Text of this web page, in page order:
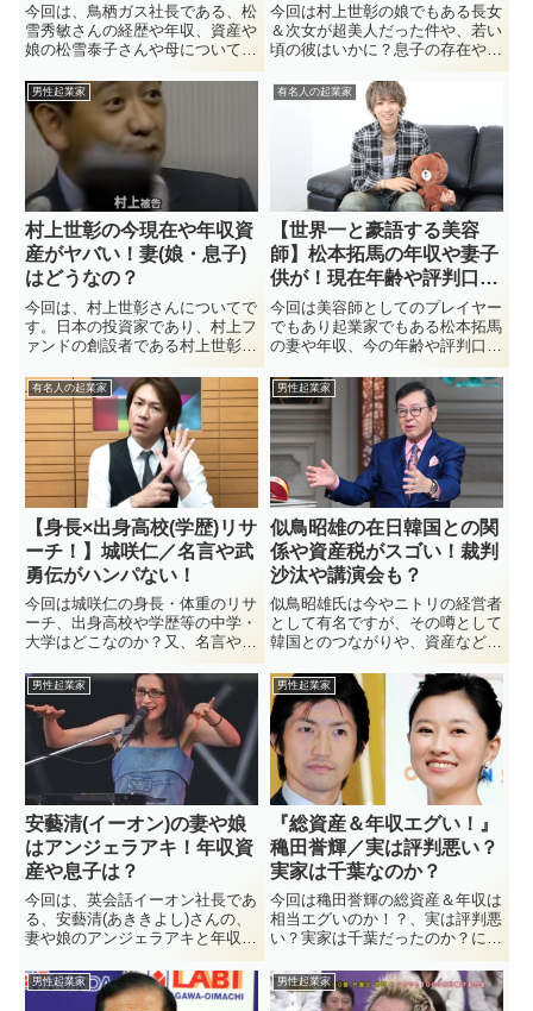
今回は、鳥栖ガス社長である、松
雪秀敏さんの経歴や年収、資産や
娘の松雪泰子さんや母についてな
ど見ていきたいと思います。あな
たの家のキッチンはIHクッキング
ヒーターですか？ガスコンロです
か？最近の家庭はかなりの割合で
IHクッキングヒーターが主流...
今回は村上世彰の娘でもある長女
＆次女が超美人だった件や、若い
頃の彼はいかに？息子の存在や華
僑のキーワードについて見ていこ
うと思います！村上世彰と言え
ば、「時の人」のイメージが強い
ですよね？その彼の娘の長女と次
女が飛び級にカワイイのはご存知
でしょうか？ちなみに、息子もい
ると言う噂がある村上世彰です
が、若い頃からイケイケだった彼
のDNAを受け継いで息子も投資
家なんでしょうかね？今回はそん
な村上世彰のプライベートから、
若い頃のストーリー、「華僑」と
言うワードが意味するモノとは？
に目を向けて行きたいと思いま
す。
男性起業家
村上世彰の今現在や年収資
産がヤバい！妻(娘・息子)
はどうなの？
今回は、村上世彰さんについてで
す。日本の投資家であり、村上フ
ァンドの創設者である村上世彰さ
(娘・息子)についてなど見ていき
たいと思います。あなたは投資家
という言葉を知っていますか？な
んとなく株で稼いでいる人という
イ...
有名人の起業家
【世界一と豪語する美容
師】松本拓馬の年収や妻子
供が！現在年齢や評判口コ
ミは？
今回は美容師としてのプレイヤー
でもあり起業家でもある松本拓馬
の妻や年収、今の年齢や評判口コ
す！松本拓馬と言えば若いメンズ
から人気がある美容師ですが、そ
の技法とも言える「ライジングカ
ット」と言うモノが反響を呼んで
います。そのテクニックを駆使し
て年収では荒稼ぎしていると言う
松本拓馬。起業家としても店の経
営を任されるほどの人物ですが、
ただ、評判口コミでは賛否両論あ
るんだとか。。
有名人の起業家
【身長×出身高校(学歴)リサ
ーチ！】城咲仁／名言や武
勇伝がハンパない！
今回は城咲仁の身長・体重のリサ
ーチ、出身高校や学歴等の中学・
大学はどこなのか？又、名言や武
勇伝がハンパなかったことについ
て見ていこうと思います！城咲仁
には様々な伝説が存在しますが、
あのスリムなバディーの身長や体
重はどこから来ているのか？そし
て、彼の出身高校など学歴面につ
いてはミステリアスで謎な部分に
なっているんですね。。＾＾：こ
れに関してはトップシークレット
なんでしょうかね？彼がこれまで
の道のりで水商売でトップを維持
し続けたその時の名言はとても刺
さるモノがあります。今回はそん
な城咲仁の全貌を開いて行きたい
と思います！
男性起業家
似鳥昭雄の在日韓国との関
係や資産税がスゴい！裁判
沙汰や講演会も？
似鳥昭雄氏は今やニトリの経営者
として有名ですが、その噂として
韓国とのつながりや、資産などが
非常に注文されております。裁判
があったことや、講演会なども気
になる焦点ですので、今回はその
辺を見ていきたいと思います。で
は、早速。
男性起業家
安藝清(イーオン)の妻や娘
はアンジェラアキ！年収資
産や息子は？
今回は、英会話イーオン社長であ
る、安藝清(あききよし)さんの、
妻や娘のアンジェラアキと年収や
資産、息子についてなど見ていき
たいと思います。あなたは英語を
話せますか？英語を話せる、聞け
男性起業家
『総資産＆年収エグい！』
穐田誉輝／実は評判悪い？
実家は千葉なのか？
今回は穐田誉輝の総資産＆年収は
相当エグいのか！？、実は評判悪
い？実家は千葉だったのか？につ
いてシェアしていきます！穐田誉
輝は「天才起業家」と呼ばれる程
のスキルがあり、その総資産額や
男性起業家 男性起業家